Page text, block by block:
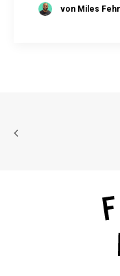
von Miles